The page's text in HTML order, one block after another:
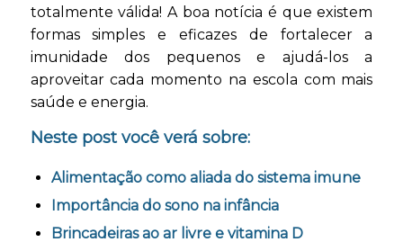
totalmente válida! A boa notícia é que existem
formas simples e eficazes de fortalecer a
imunidade dos pequenos e ajudá-los a
aproveitar cada momento na escola com mais
saúde e energia.
Neste post você verá sobre:
Alimentação como aliada do sistema imune
Importância do sono na infância
Brincadeiras ao ar livre e vitamina D